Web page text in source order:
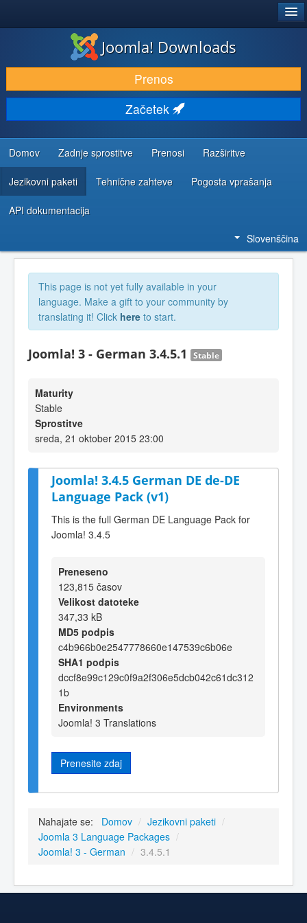
PRENESI IN RAZŠIRI
ODKRIJTE & IZVEJTE
SKUPNOST IN PODPORA
VIRI ZA RAZVIJALCE
Joomla! Downloads
Prenos
Začetek
Domov Zadnje sprostitve Prenosi Razširitve
Jezikovni paketi Tehnične zahteve Pogosta vprašanja
API dokumentacija
Slovenščina
This page is not yet fully available in your
language. Make a gift to your community by
translating it! Click here to start.
Joomla! 3 - German 3.4.5.1 Stable
Maturity
Stable
Sprostitve
sreda, 21 oktober 2015 23:00
Joomla! 3.4.5 German DE de-DE
Language Pack (v1)
This is the full German DE Language Pack for
Joomla! 3.4.5
Preneseno
123,815 časov
Velikost datoteke
347,33 kB
MD5 podpis
c4b966b0e2547778660e147539c6b06e
SHA1 podpis
dccf8e99c129c0f9a2f306e5dcb042c61dc312
1b
Environments
Joomla! 3 Translations
Prenesite zdaj
Nahajate se: Domov / Jezikovni paketi /
Joomla 3 Language Packages /
Joomla! 3 - German / 3.4.5.1